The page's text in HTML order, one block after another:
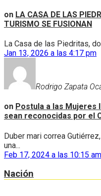
on LA CASA DE LAS
TURISMO SE FUSIONAN
La Casa de las Piedritas,
Jan 13, 2026 a las 4:17 pm
Rodrigo Zapata
on Postula a las Mujeres
sean reconocidas por el
Duber mari correa
una...
Feb 17, 2024 a las 10:15 am
Nación